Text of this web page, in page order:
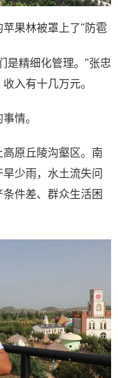
果林被罩上了"防雹
是精细化管理。"张忠
入有十几万元。
情。
原丘陵沟壑区。南
少雨，水土流失问
件差、群众生活困